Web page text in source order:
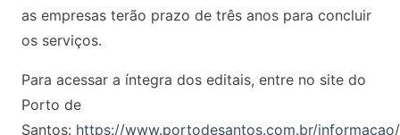
as empresas terão prazo de três anos para concluir
os serviços.
Para acessar a íntegra dos editais, entre no site do
Porto de
Santos: https://www.portodesantos.com.br/